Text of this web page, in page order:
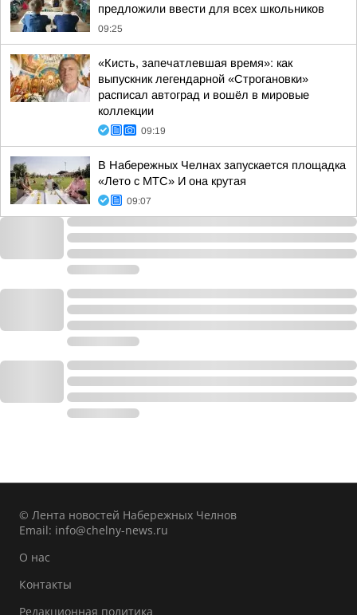
предложили ввести для всех школьников
09:25
«Кисть, запечатлевшая время»: как
выпускник легендарной «Строгановки»
расписал автоград и вошёл в мировые
коллекции
09:19
В Набережных Челнах запускается площадка
«Лето с МТС» И она крутая
09:07
© Лента новостей Набережных Челнов
Email: info@chelny-news.ru
О нас
Контакты
Редакционная политика